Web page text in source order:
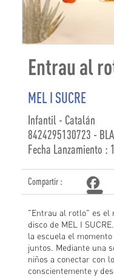
Entrau al
MEL I SUCRE
Infantil - Catalán
8424295130723 -
Fecha Lanzamiento :
Compartir :
"Entrau al rotlo" es el
disco de MEL I
la escuela el
juntos. Mediante una
niños a conectar con
conscientemente y